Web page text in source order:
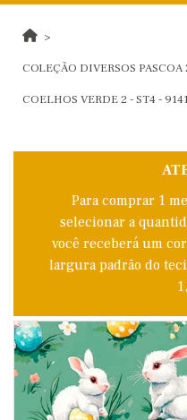
COLEÇÃO DIVERSOS
COELHOS VERDE 2 - ST4 -
Para comprar 1
selecionar a
você receberá um
largura padrão do